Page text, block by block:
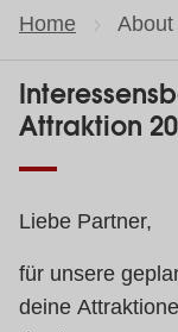
Home About
Attraktion
Liebe Partner,
für unsere
deine